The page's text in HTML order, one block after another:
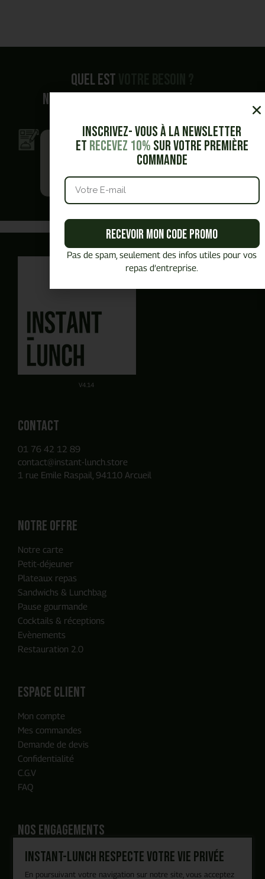
Instant-Lunch respecte votre vie privée
En poursuivant votre navigation sur notre site, vous acceptez
Quel est
Nous vous accompagnons dans vos
Je veux obtenir
autonomie
Je veux être
contacté.e
Vous avez commencé un panier,
Vous souhaitezgénérer un devis PDF
En autonomie et rapidement ?
J'obtiens mon devis en ligne
en quelques clics
Obtenez un devis par E-mail de manière autonome sur la
base des produits que vous avez ajouté à votre panier.
Besoin de plus d'information ?
Vous préférezêtre
recontacté.E
Planifier un rendez-vous
avec un commercial
Ou utilisez notre Formulaire de contact
Notre équipe reviendra vers vous
en moins de 24h, c'est promis
V4.14
Contact
01 76 42 12 89
contact@instant-lunch.store
1 rue Emile Raspail, 94110 Arcueil
Notre offre
Notre carte
Petit-déjeuner
Plateaux repas
Sandwichs & Lunchbag
Pause gourmande
Cocktails & réceptions
Evènements
Restauration 2.0
espace client
Mon compte
Mes commandes
Demande de devis
Confidentialité
C.G.V
FAQ
Nos engagements
Blog
Inscrivez- vous à la Newsletter
et Recevez 10% sur votre première
commande
Recevoir mon code promo
Pas de spam, seulement des infos utiles pour vos
repas d’entreprise.